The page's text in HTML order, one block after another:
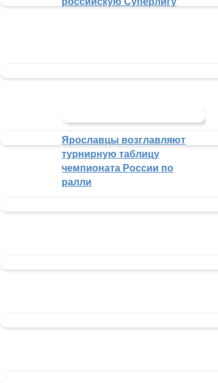
Ярославцы возглавляют
турнирную таблицу
чемпионата России по
ралли